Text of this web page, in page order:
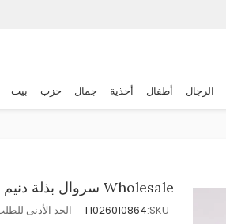
الرجال أطفال أحذية جمال حزب بيت
Wholesale سروال بذلة دنيم ضيق وممزق للنساء
SKU:
T1026010864 الحد الأدنى